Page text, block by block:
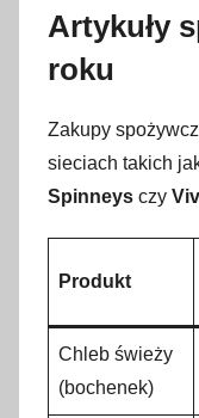
2
6
Artykuły
roku
Zakupy
sieciach takich
Spinneys czy
Produkt
Chleb świeży
(bochenek)